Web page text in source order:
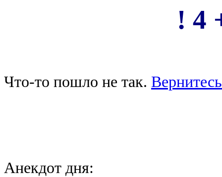
! 4
Что-то пошло не так.
Анекдот дня: